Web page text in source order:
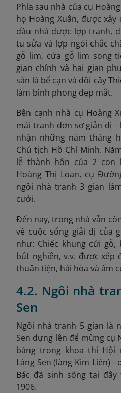
Phía sau nhà của cụ
họ Hoàng Xuân, được
đầu nhà được lợp tranh,
tu sửa và lợp ngói chắc
gỗ lim, cửa gỗ lim song
gian chính và hai gian
sân là bể cạn và đôi cây
làm bình phong đẹp mắt.
Bên cạnh nhà cụ Hoàng
mái tranh đơn sơ giản dị -
nhận những năm tháng
Chủ tịch Hồ Chí Minh.
lễ thành hôn của 2 con
Hoàng Thị Loan, cụ
ngôi nhà tranh 3 gian
cưới.
Đến nay, trong nhà vẫn
về cuộc sống giải dị của
như: Chiếc khung cửi gỗ,
bút nghiên, v.v. được xếp
thuận tiện, hài hòa và ấm
4.2. Ngôi nhà
Sen
Ngôi nhà tranh 5 gian là
Sen dựng lên để mừng cụ
bảng trong khoa thi Hội
Làng Sen (làng Kim Liên) -
Bác đã sinh sống tại
1906.